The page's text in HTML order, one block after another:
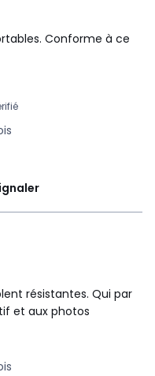
Conforme à ce
résistantes. Qui par
et aux photos